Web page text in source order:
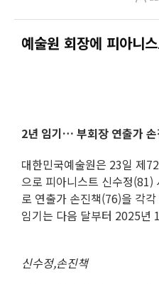
예술원 회장에 피아니
2년 임기… 부회장 연출가 손
대한민국예술원은 23일 제
으로 피아니스트 신수정(81)
로 연출가 손진책(76)을 각
임기는 다음 달부터 2025년
신수정,손진책